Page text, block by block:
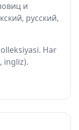
и
русский,
Har
ingliz).